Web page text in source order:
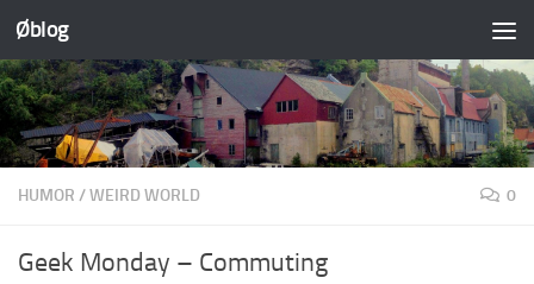
Skip to content
Øblog
HUMOR /WEIRD WORLD 0
Geek Monday – Commuting